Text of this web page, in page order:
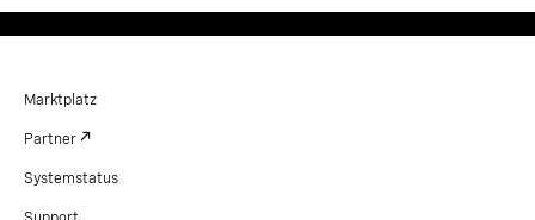
Marktplatz
Partner
Systemstatus